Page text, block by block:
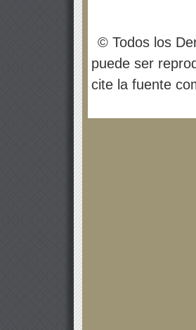
© Todos los
puede ser
cite la fuente